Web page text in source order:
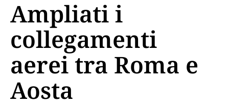
Ampliati i
collegamenti
aerei tra Roma e
Aosta